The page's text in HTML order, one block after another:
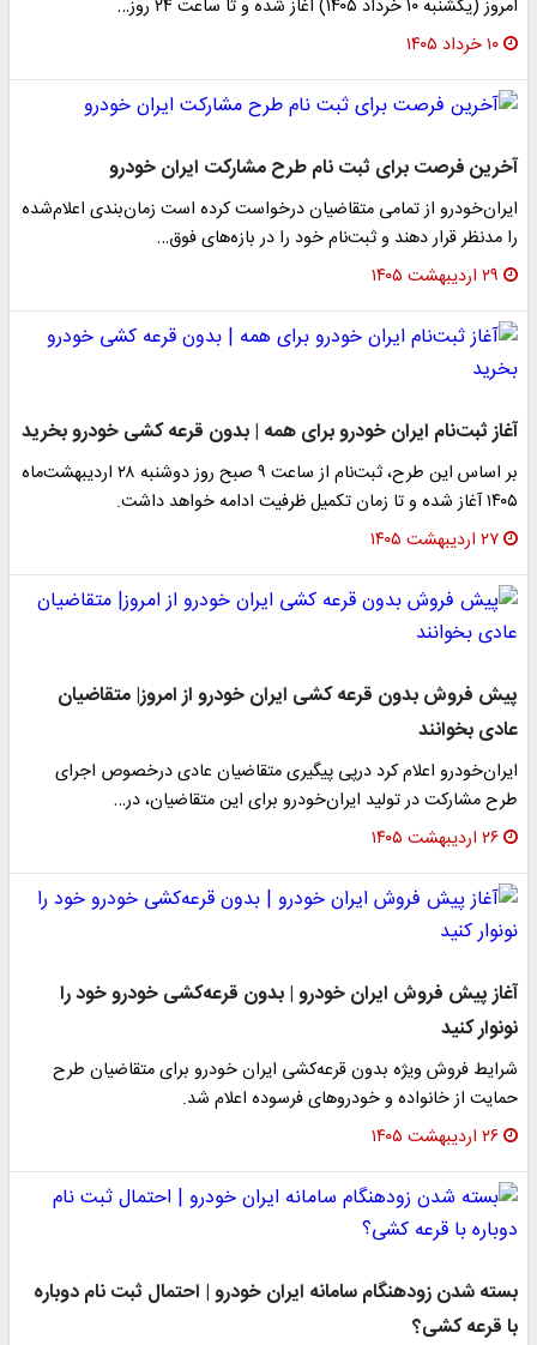
امروز (یکشنبه ۱۰ خرداد ۱۴۰۵) آغاز شده و تا ساعت ۲۴ روز…
۱۰ خرداد ۱۴۰۵
آخرین فرصت برای ثبت نام طرح مشارکت ایران خودرو
ایران‌خودرو از تمامی متقاضیان درخواست کرده است زمان‌بندی اعلام‌شده
را مدنظر قرار دهند و ثبت‌نام خود را در بازه‌های فوق…
۲۹ اردیبهشت ۱۴۰۵
آغاز ثبت‌نام ایران خودرو برای همه | بدون قرعه کشی خودرو بخرید
بر اساس این طرح، ثبت‌نام از ساعت ۹ صبح روز دوشنبه ۲۸ اردیبهشت‌ماه
۱۴۰۵ آغاز شده و تا زمان تکمیل ظرفیت ادامه خواهد داشت.
۲۷ اردیبهشت ۱۴۰۵
پیش فروش بدون قرعه کشی ایران خودرو از امروز| متقاضیان
عادی بخوانند
ایران‌خودرو اعلام کرد درپی پیگیری متقاضیان عادی درخصوص اجرای
طرح مشارکت در تولید ایران‌خودرو برای این متقاضیان، در…
۲۶ اردیبهشت ۱۴۰۵
آغاز پیش فروش ایران خودرو | بدون قرعه‌کشی خودرو خود را
نونوار کنید
شرایط فروش ویژه بدون قرعه‌کشی ایران خودرو برای متقاضیان طرح
حمایت از خانواده و خودروهای فرسوده اعلام شد.
۲۶ اردیبهشت ۱۴۰۵
بسته شدن زودهنگام سامانه ایران خودرو | احتمال ثبت نام دوباره
با قرعه کشی؟